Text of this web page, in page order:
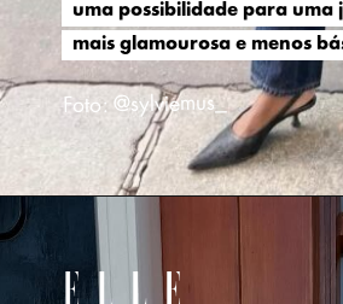
uma possibilidade para uma
mais glamourosa e menos
uma possibilidade para uma
mais glamourosa e menos
Foto: @sylviemus_